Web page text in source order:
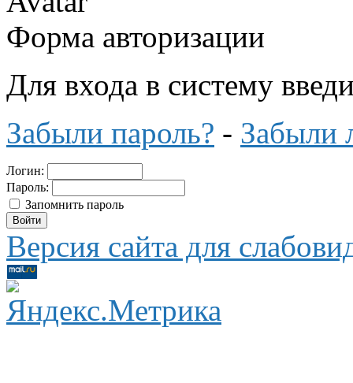
Форма авторизации
Для входа в систему
Забыли пароль? - Забыли
Логин:
Пароль:
Запомнить пароль
Версия сайта для